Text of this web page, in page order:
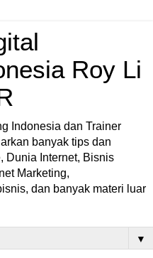
Roy Li
Indonesia dan Trainer
banyak tips dan
Dunia Internet, Bisnis
Marketing,
dan banyak materi luar
▼